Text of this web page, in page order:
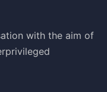
with the aim of